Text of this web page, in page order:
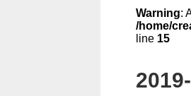
Warning:
/home/
line 15